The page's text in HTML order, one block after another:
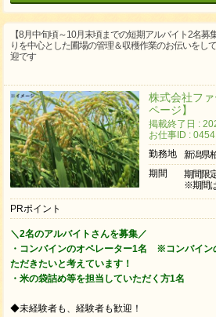
【8月中旬頃～10月末頃までの短期アルバイト2名
りを中心とした圃場の管理＆収穫作業のお伝いをし
迎です
株式会社フ
ページ】
掲載終了日 :
お仕事ID :
勤務地
新潟県
期間
期間限
※期間
PRポイント
＼2名のアルバイトさんを募集／
・コンバインのオペレーター1名 ※コンバイン
ただきたいと考えています！
・米の袋詰め等を担当していただく方1名
◆未経験者も、経験者も歓迎！